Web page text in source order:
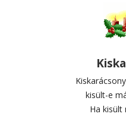
kisült-e
Ha kisült